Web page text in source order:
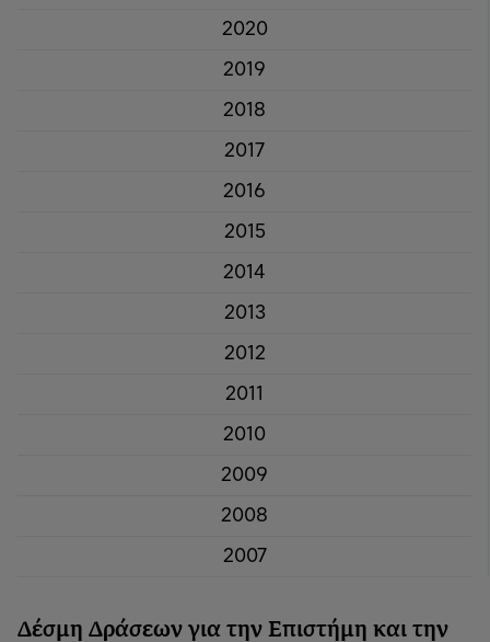
2020
2019
2018
2017
2016
2015
2014
2013
2012
2011
2010
2009
2008
2007
Δέσμη Δράσεων για την Επιστήμη και την